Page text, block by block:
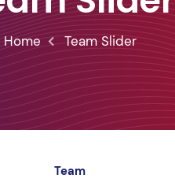
Home Team Slider
Team